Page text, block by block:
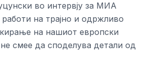
во интервју за МИА
работи на трајно и одржливо
на нашиот европски
смее да споделува детали од